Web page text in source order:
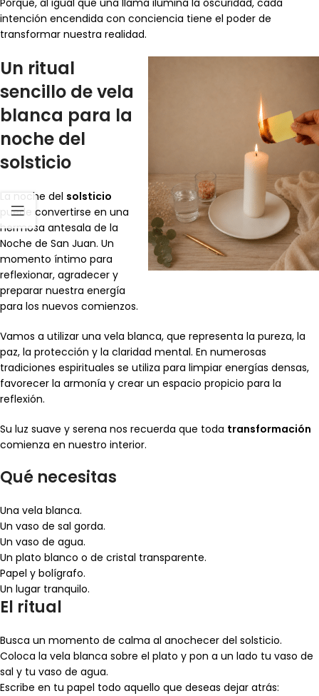
intención encendida con conciencia tiene el poder de
transformar nuestra realidad.
Un ritual
sencillo de vela
blanca para la
noche del
solsticio
La noche del solsticio
puede convertirse en una
hermosa antesala de la
Noche de San Juan. Un
momento íntimo para
reflexionar, agradecer y
preparar nuestra energía
para los nuevos comienzos.
Vamos a utilizar una vela blanca, que representa la pureza, la
paz, la protección y la claridad mental. En numerosas
tradiciones espirituales se utiliza para limpiar energías densas,
favorecer la armonía y crear un espacio propicio para la
reflexión.
Su luz suave y serena nos recuerda que toda transformación
comienza en nuestro interior.
Qué necesitas
Una vela blanca.
Un vaso de sal gorda.
Un vaso de agua.
Un plato blanco o de cristal transparente.
Papel y bolígrafo.
Un lugar tranquilo.
El ritual
Busca un momento de calma al anochecer del solsticio.
Coloca la vela blanca sobre el plato y pon a un lado tu vaso de
sal y tu vaso de agua.
Escribe en tu papel todo aquello que deseas dejar atrás: